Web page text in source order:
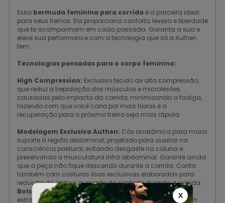
Essa bermuda feminina para corrida é a parceira ideal
para seus treinos. Ela proporciona conforto, leveza e liberdade
que te acompanham em cada passada. Garanta a sua e
eleve sua performance com a tecnologia que só a Authen
tem.
Tecnologias pensadas para o corpo feminino:
High Compression: Exclusivo tecido de alta compressão,
que reduz a trepidação dos músculos e microlesões
causadas pelo impacto da corrida, minimizando a fadiga,
fazendo com que você corra por mais horas e a
recuperação para o próximo treino seja mais rápida.
Modelagem Exclusiva Authen: Cós anatômico para maior
suporte à região abdominal, projetado para auxiliar na
consciência postural, evitando desgaste na coluna e
preservando a musculatura infra abdominal. Garante ainda
que a peça não fique descendo durante a corrida. Conta
também com costuras lisas exclusivas elaboradas para
redução do atrito e aumento do conforto durante a corrida.
Bolsos com Sistema de Estabilização: Bolsos
estrategicamente e ergonomicamente localizados, e com
X